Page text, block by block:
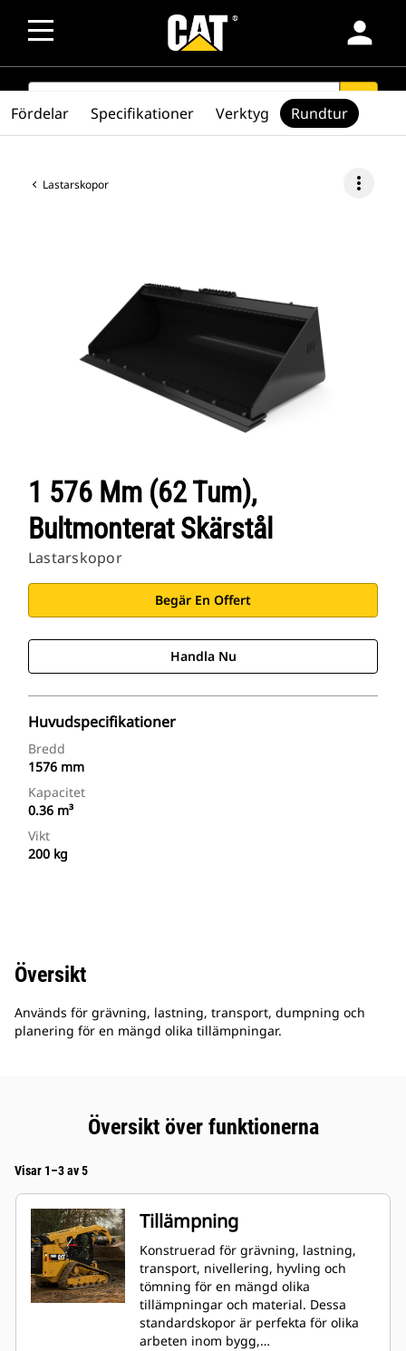
person
SEARCH search
Lastarskopor more_vert
1 576 Mm (62 Tum),
Bultmonterat Skärstål
Lastarskopor
Begär En Offert
Handla Nu
Huvudspecifikationer
Bredd
1576 mm
Kapacitet
0.36 m³
Vikt
200 kg
Fördelar Specifikationer Verktyg Rundtur
Översikt
Används för grävning, lastning, transport, dumpning och
planering för en mängd olika tillämpningar.
Översikt över funktionerna
Visar 1–3 av 5
Tillämpning
Konstruerad för grävning, lastning,
transport, nivellering, hyvling och
tömning för en mängd olika
tillämpningar och material. Dessa
standardskopor är perfekta för olika
arbeten inom bygg,